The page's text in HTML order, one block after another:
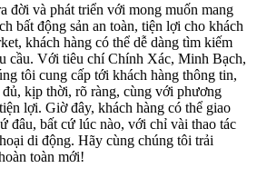
đời và phát triển với mong muốn mang
bất động sản an toàn, tiện lợi cho khách
khách hàng có thể dễ dàng tìm kiếm
cầu. Với tiêu chí Chính Xác, Minh Bạch,
tôi cung cấp tới khách hàng thông tin,
đủ, kịp thời, rõ ràng, cùng với phương
lợi. Giờ đây, khách hàng có thể giao
đâu, bất cứ lúc nào, với chỉ vài thao tác
di động. Hãy cùng chúng tôi trải
toàn mới!